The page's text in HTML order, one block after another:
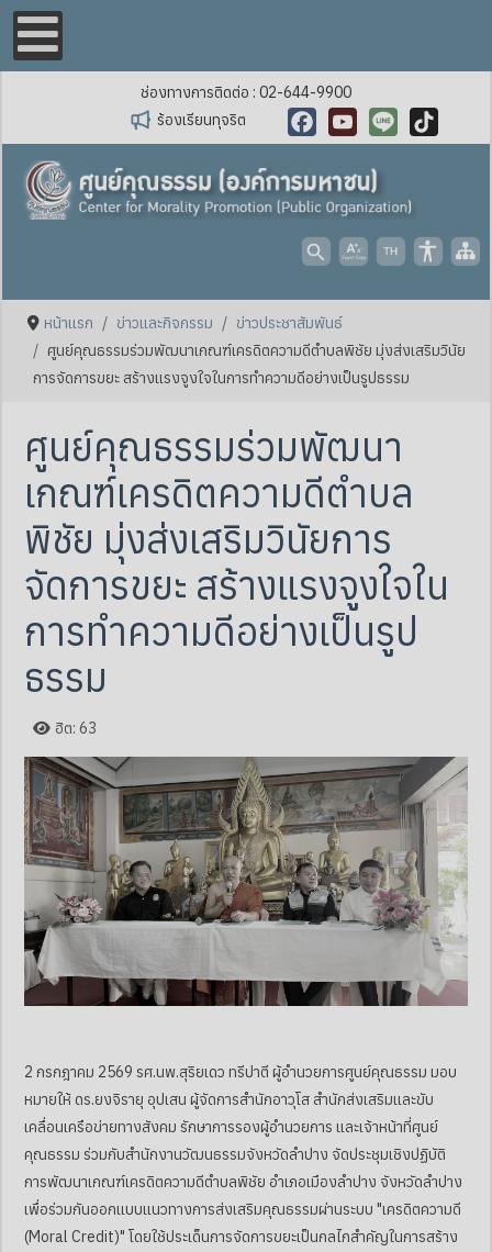
ช่องทางการติดต่อ : 02-644-9900
ร้องเรียนทุจริต
Facebook
YouTube
Line TikTok
หน้าแรก ข่าวและกิจกรรม
ข่าวประชาสัมพันธ์
ศูนย์คุณธรรมร่วมพัฒนาเกณฑ์เครดิตความดีตำบลพิชัย มุ่งส่งเสริมวินัย
การจัดการขยะ สร้างแรงจูงใจในการทำความดีอย่างเป็นรูปธรรม
ศูนย์คุณธรรมร่วมพัฒนา
เกณฑ์เครดิตความดีตำบล
พิชัย มุ่งส่งเสริมวินัยการ
จัดการขยะ สร้างแรงจูงใจใน
การทำความดีอย่างเป็นรูป
ธรรม
ฮิต: 63
2 กรกฎาคม 2569 รศ.นพ.สุริยเดว ทรีปาตี ผู้อำนวยการศูนย์คุณธรรม มอบ
หมายให้ ดร.ยงจิรายุ อุปเสน ผู้จัดการสำนักอาวุโส สำนักส่งเสริมและขับ
เคลื่อนเครือข่ายทางสังคม รักษาการรองผู้อำนวยการ และเจ้าหน้าที่ศูนย์
คุณธรรม ร่วมกับสำนักงานวัฒนธรรมจังหวัดลำปาง จัดประชุมเชิงปฏิบัติ
การพัฒนาเกณฑ์เครดิตความดีตำบลพิชัย อำเภอเมืองลำปาง จังหวัดลำปาง
เพื่อร่วมกันออกแบบแนวทางการส่งเสริมคุณธรรมผ่านระบบ "เครดิตความดี
(Moral Credit)" โดยใช้ประเด็นการจัดการขยะเป็นกลไกสำคัญในการสร้าง